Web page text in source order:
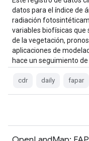
datos para el índice de
radiación
variables biofísicas que
de la vegetación,
aplicaciones de
hace un seguimiento de
cdr daily fapar